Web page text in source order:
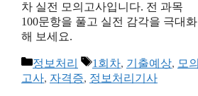
차 실전 모의고사입니다. 전 과목
100문항을 풀고 실전 감각을 극대화
해 보세요.
카
테
정보처리
태
그
1회차, 기출예상, 모의
고사, 자격증, 정보처리기사